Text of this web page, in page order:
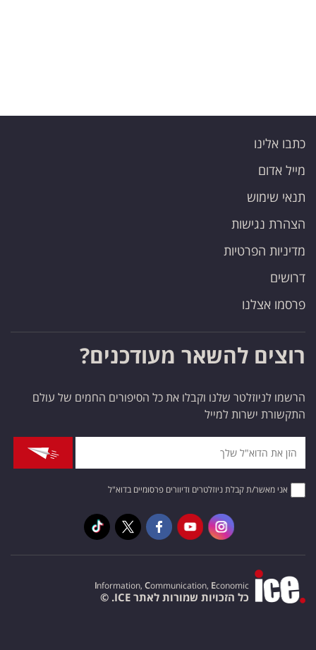
כתבו אלינו
מייל אדום
תנאי שימוש
הצהרת נגישות
מדיניות הפרטיות
דרושים
פרסמו אצלנו
רוצים להשאר מעודכנים?
הרשמו לניוזלטר שלנו וקבלו את כל הסיפורים החמים של עולם
התקשורת ישרות למייל
אני מאשר/ת קבלת ניוזלטרים ודיוורים פרסומיים בדוא"ל
Information, Communication, Economic
כל הזכויות שמורות לאתר ICE. ©